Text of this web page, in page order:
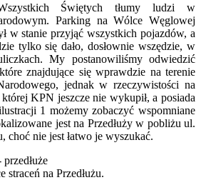
Świętych tłumy ludzi w
Parking na Wólce Węglowej
w stanie przyjąć wszystkich pojazdów, a
tylko się dało, dosłownie wszędzie, w
My postanowiliśmy odwiedzić
znajdujące się wprawdzie na terenie
jednak w rzeczywistości na
KPN jeszcze nie wykupił, a posiada
1 możemy zobaczyć wspomniane
jest na Przedłuży w pobliżu ul.
choć nie jest łatwo je wyszukać.
straceń na Przedłużu.